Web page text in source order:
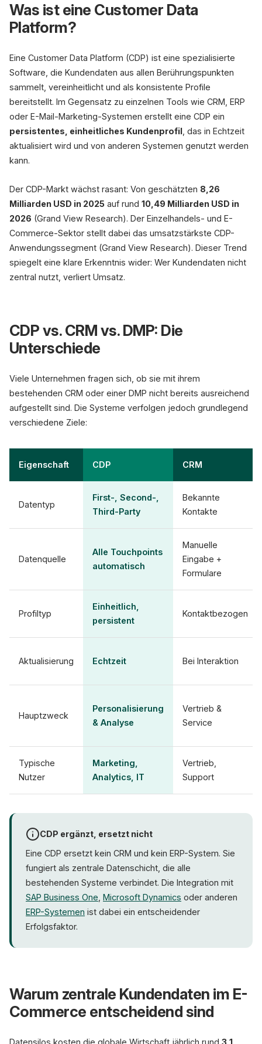
360°
Profil
2,9x höheres
Was ist eine Customer Data
Platform?
Eine Customer Data Platform (CDP) ist eine spezialisierte
Software, die Kundendaten aus allen Berührungspunkten
sammelt, vereinheitlicht und als konsistente Profile
bereitstellt. Im Gegensatz zu einzelnen Tools wie CRM, ERP
oder E-Mail-Marketing-Systemen erstellt eine CDP ein
persistentes, einheitliches Kundenprofil , das in Echtzeit
aktualisiert wird und von anderen Systemen genutzt werden
kann.
Der CDP-Markt wächst rasant: Von geschätzten 8,26
Milliarden USD in 2025 auf rund 10,49 Milliarden USD in
2026 (Grand View Research). Der Einzelhandels- und E-
Commerce-Sektor stellt dabei das umsatzstärkste CDP-
Anwendungssegment (Grand View Research). Dieser Trend
spiegelt eine klare Erkenntnis wider: Wer Kundendaten nicht
zentral nutzt, verliert Umsatz.
CDP vs. CRM vs. DMP: Die
Unterschiede
Viele Unternehmen fragen sich, ob sie mit ihrem
bestehenden CRM oder einer DMP nicht bereits ausreichend
aufgestellt sind. Die Systeme verfolgen jedoch grundlegend
verschiedene Ziele:
Eigenschaft CDP CRM
Datentyp
First-, Second-,
Third-Party
Bekannte
Kontakte
Datenquelle
Alle Touchpoints
automatisch
Manuelle
Eingabe +
Formulare
Profiltyp
Einheitlich,
persistent
Kontaktbezogen
Aktualisierung Echtzeit Bei Interaktion
Hauptzweck
Personalisierung
& Analyse
Vertrieb &
Service
Typische
Nutzer
Marketing,
Analytics, IT
Vertrieb,
Support
CDP ergänzt, ersetzt nicht
Eine CDP ersetzt kein CRM und kein ERP-System. Sie
fungiert als zentrale Datenschicht, die alle
bestehenden Systeme verbindet. Die Integration mit
SAP Business One Microsoft Dynamics oder anderen
ERP-Systemen ist dabei ein entscheidender
Erfolgsfaktor.
Warum zentrale Kundendaten im E-
Commerce entscheidend sind
Datensilos kosten die globale Wirtschaft jährlich rund 3,1